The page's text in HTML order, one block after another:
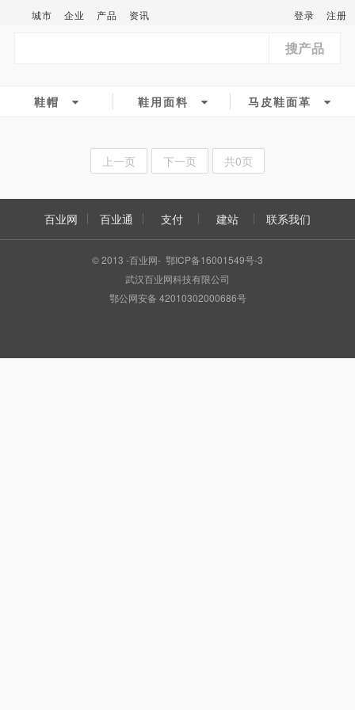
城市 企业 产品 资讯 登录 注册
搜产品
鞋帽 鞋用面料 马皮鞋面革
上一页 下一页 共0页
百业网 百业通 支付 建站 联系我们
© 2013 -百业网- 鄂ICP备16001549号-3
武汉百业网科技有限公司
鄂公网安备 42010302000686号